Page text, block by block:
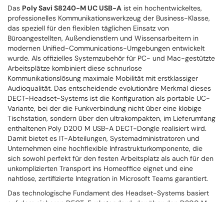
Das Poly Savi S8240-M UC USB-A ist ein hochentwickeltes,
professionelles Kommunikationswerkzeug der Business-Klasse,
das speziell für den flexiblen täglichen Einsatz von
Büroangestellten, Außendienstlern und Wissensarbeitern in
modernen Unified-Communications-Umgebungen entwickelt
wurde. Als offizielles Systemzubehör für PC- und Mac-gestützte
Arbeitsplätze kombiniert diese schnurlose
Kommunikationslösung maximale Mobilität mit erstklassiger
Audioqualität. Das entscheidende evolutionäre Merkmal dieses
DECT-Headset-Systems ist die Konfiguration als portable UC-
Variante, bei der die Funkverbindung nicht über eine klobige
Tischstation, sondern über den ultrakompakten, im Lieferumfang
enthaltenen Poly D200 M USB-A DECT-Dongle realisiert wird.
Damit bietet es IT-Abteilungen, Systemadministratoren und
Unternehmen eine hochflexible Infrastrukturkomponente, die
sich sowohl perfekt für den festen Arbeitsplatz als auch für den
unkomplizierten Transport ins Homeoffice eignet und eine
nahtlose, zertifizierte Integration in Microsoft Teams garantiert.
Das technologische Fundament des Headset-Systems basiert